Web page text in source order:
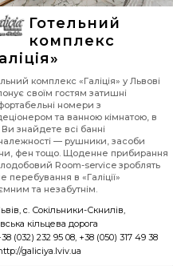
Готельний
комплекс
комплекс «Галіція» у Львові
своїм гостям затишні
номери з
та ванною кімнатою, в
Ви знайдете всі банні
— рушники, засоби
фен тощо. Щоденне прибирання
Room-service зроблять
перебування в «Галіції»
та незабутнім.
с. Сокільники-Скнилів,
кільцева дорога
(032) 232 95 08, +38 (050) 317 49 38
galiciya.lviv.ua